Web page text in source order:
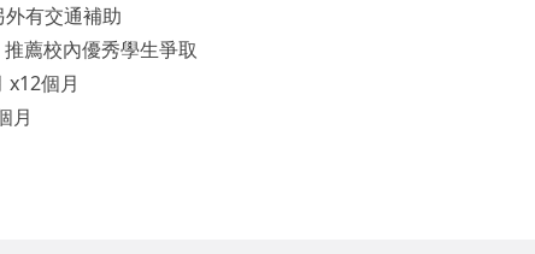
有交通補助
薦校內優秀學生爭取
x12個月
月